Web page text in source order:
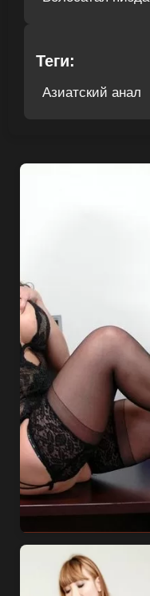
Теги:
Азиатский анал